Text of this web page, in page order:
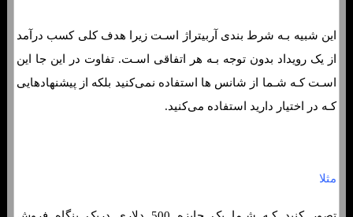
این شبیه بـه شرط بندی آربیتراژ اسـت زیرا هدف کلی کسب درآمد
از یک رویداد بدون توجه بـه هر اتفاقی اسـت. تفاوت در این جا این
اسـت کـه شـما از شانس ها استفاده نمی‌کنید بلکه از پیشنهادهایی
کـه در اختیار دارید استفاده می‌کنید.
مثلا